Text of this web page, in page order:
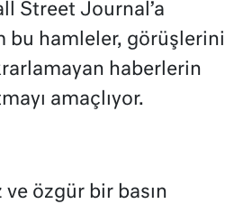
Street Journal’a
bu hamleler, görüşlerini
haberlerin
amaçlıyor.
ve özgür bir basın